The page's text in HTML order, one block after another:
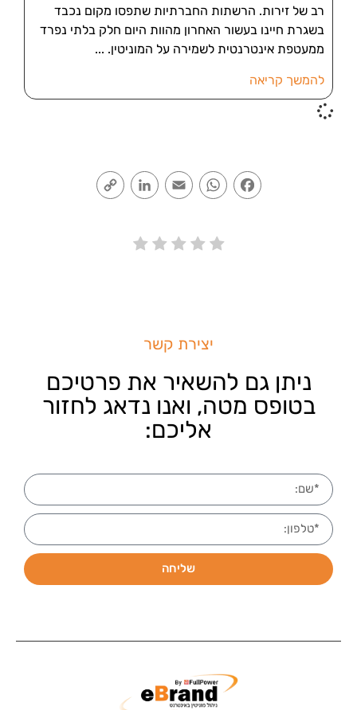
רב של זירות. הרשתות החברתיות שתפסו מקום נכבד
בשגרת חיינו בעשור האחרון מהוות היום חלק בלתי נפרד
ממעטפת אינטרנטית לשמירה על המוניטין.
להמשך קריאה
Facebook
WhatsApp
Email
LinkedIn
יצירת קשר
ניתן גם להשאיר את פרטיכם
בטופס מטה, ואנו נדאג לחזור
אליכם:
שליחה